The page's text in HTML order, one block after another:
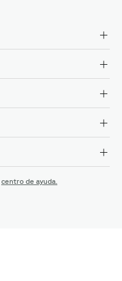
centro de ayuda.